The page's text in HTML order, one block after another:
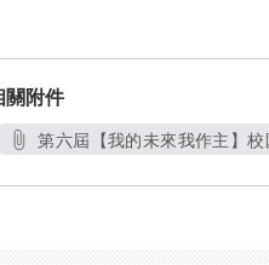
關附件
第六屆【我的未來我作主】